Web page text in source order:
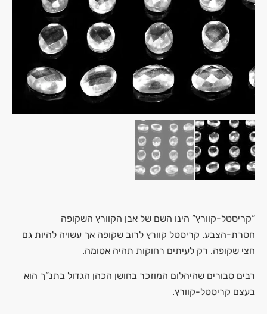
“קריסטל-קוורץ” הינו השם של אבן הקוורץ השקופה
חסרת-הצבע. קריסטל קוורץ לרוב שקופה אך עשויה להיות גם
חצי שקופה. רק לעיתים רחוקות תהיה אטומה.
רבים סבורים שהיהלום המוזכר בחושן הכהן הגדול בתנ”ך הוא
בעצם קריסטל-קוורץ.